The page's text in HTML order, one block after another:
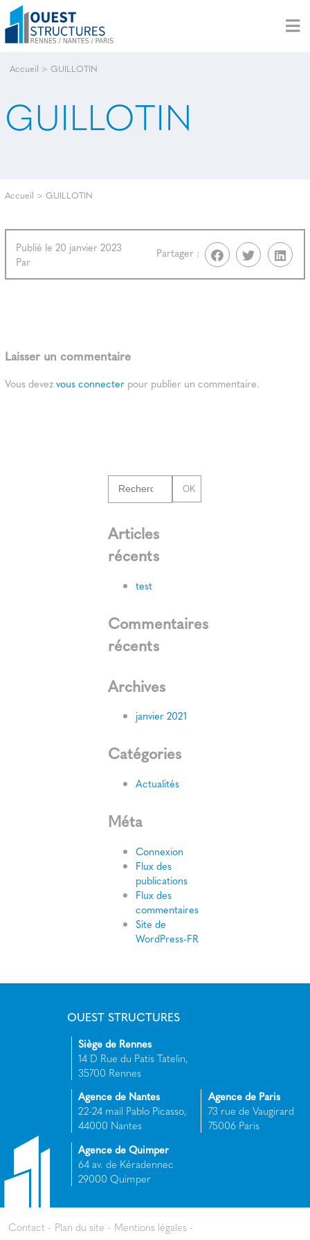
Accueil > GUILLOTIN
GUILLOTIN
Accueil > GUILLOTIN
Publié le 20 janvier 2023
Par
Partager :
Laisser un commentaire
Vous devezvous connecter pour publier un commentaire.
OK
Articles
récents
test
Commentaires
récents
Archives
janvier 2021
Catégories
Actualités
Méta
Connexion
Flux des
publications
Flux des
commentaires
Site de
WordPress-FR
OUEST STRUCTURES
Siège de Rennes
14 D Rue du Patis Tatelin,
35700 Rennes
Agence de Nantes
22-24 mail Pablo Picasso,
44000 Nantes
Agence de Paris
73 rue de Vaugirard
75006 Paris
Agence de Quimper
64 av. de Kéradennec
29000 Quimper
Contact Plan du site Mentions légales